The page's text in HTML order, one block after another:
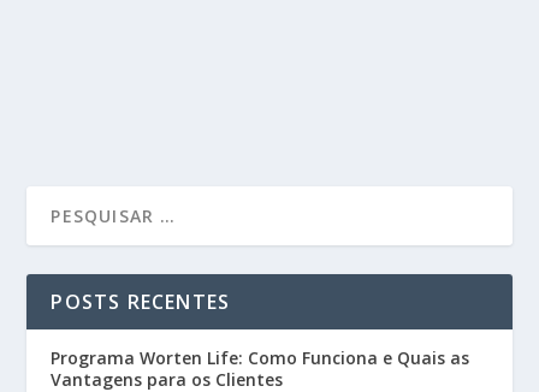
POSTS RECENTES
Programa Worten Life: Como Funciona e Quais as
Vantagens para os Clientes